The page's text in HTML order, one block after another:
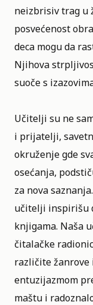
neizbrisiv trag u
posvećenost
deca mogu da
Njihova
suoče s
Učitelji su ne
i prijatelji,
okruženje gde
osećanja,
za nova
učitelji inspirišu
knjigama. Naša
čitalačke
različite žanrove
entuzijazmom
maštu i